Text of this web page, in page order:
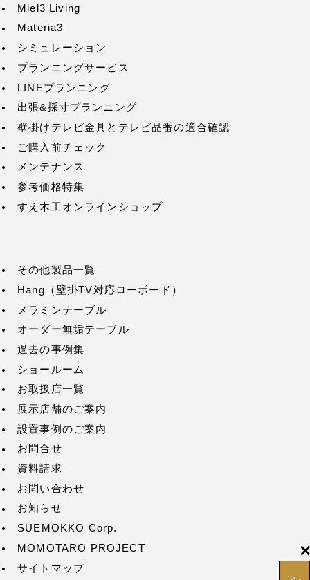
Miel3 Living
Materia3
シミュレーション
プランニングサービス
LINEプランニング
出張&採寸プランニング
壁掛けテレビ金具とテレビ品番の適合確認
ご購入前チェック
メンテナンス
参考価格特集
すえ木工オンラインショップ
その他製品一覧
Hang（壁掛TV対応ローボード）
メラミンテーブル
オーダー無垢テーブル
過去の事例集
ショールーム
お取扱店一覧
展示店舗のご案内
設置事例のご案内
お問合せ
資料請求
お問い合わせ
お知らせ
SUEMOKKO Corp.
MOMOTARO PROJECT
サイトマップ